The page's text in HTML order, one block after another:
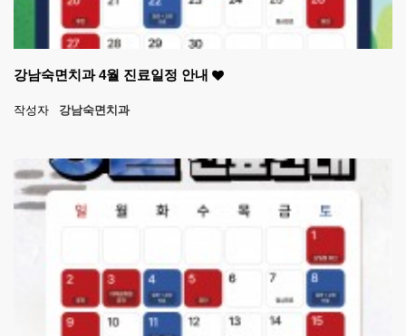
강남숙면치과 4월 진료일정 안내
작성자 강남숙면치과